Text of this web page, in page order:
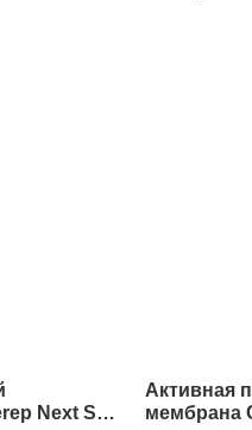
Next Self
Активная
мембрана